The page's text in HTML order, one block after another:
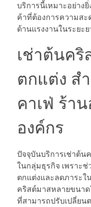
บริการนี้เหมาะอย่าง
ค้าที่ต้องการความส
ด้านแรงงานในระยะย
เช่าต้นค
ตกแต่ง ส
คาเฟ่ ร้า
องค์กร
ปัจจุบันบริการเช่าต้
ในกลุ่มธุรกิจ เพราะ
ตกแต่งและลดภาระใ
คริสต์มาสหลายขนา
ที่สามารถปรับเปลี่ย